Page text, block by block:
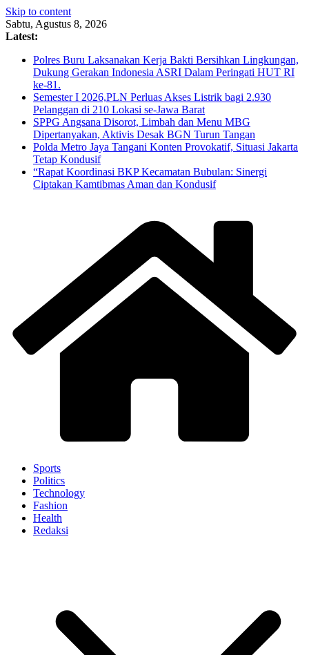
Skip to content
Sabtu, Agustus 8, 2026
Latest:
Polres Buru Laksanakan Kerja Bakti Bersihkan Lingkungan,
Dukung Gerakan Indonesia ASRI Dalam Peringati HUT RI
ke-81.
Semester I 2026,PLN Perluas Akses Listrik bagi 2.930
Pelanggan di 210 Lokasi se-Jawa Barat
SPPG Angsana Disorot, Limbah dan Menu MBG
Dipertanyakan, Aktivis Desak BGN Turun Tangan
Polda Metro Jaya Tangani Konten Provokatif, Situasi Jakarta
Tetap Kondusif
“Rapat Koordinasi BKP Kecamatan Bubulan: Sinergi
Ciptakan Kamtibmas Aman dan Kondusif
Sports
Politics
Technology
Fashion
Health
Redaksi